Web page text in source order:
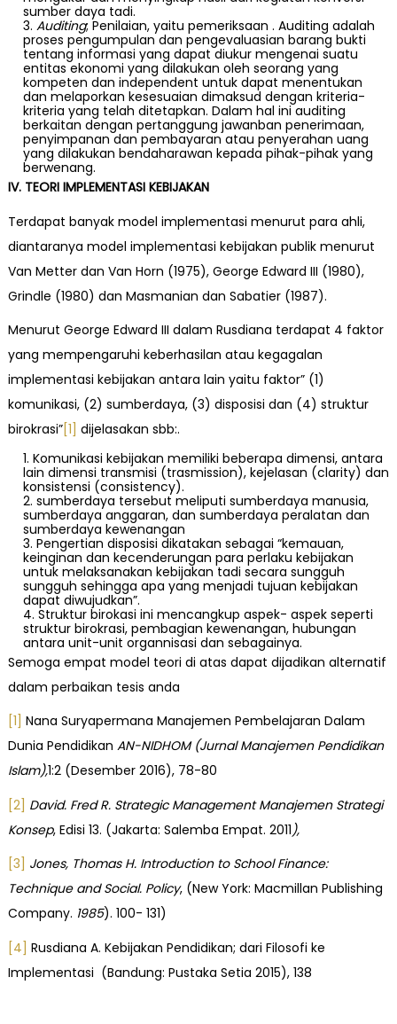
sumber daya tadi.
Auditing; Penilaian, yaitu pemeriksaan . Auditing adalah
proses pengumpulan dan pengevaluasian barang bukti
tentang informasi yang dapat diukur mengenai suatu
entitas ekonomi yang dilakukan oleh seorang yang
kompeten dan independent untuk dapat menentukan
dan melaporkan kesesuaian dimaksud dengan kriteria-
kriteria yang telah ditetapkan. Dalam hal ini auditing
berkaitan dengan pertanggung jawanban penerimaan,
penyimpanan dan pembayaran atau penyerahan uang
yang dilakukan bendaharawan kepada pihak-pihak yang
berwenang.
IV. TEORI IMPLEMENTASI KEBIJAKAN
Terdapat banyak model implementasi menurut para ahli,
diantaranya model implementasi kebijakan publik menurut
Van Metter dan Van Horn (1975), George Edward III (1980),
Grindle (1980) dan Masmanian dan Sabatier (1987).
Menurut George Edward III dalam Rusdiana terdapat 4 faktor
yang mempengaruhi keberhasilan atau kegagalan
implementasi kebijakan antara lain yaitu faktor” (1)
komunikasi, (2) sumberdaya, (3) disposisi dan (4) struktur
birokrasi”[1] dijelasakan sbb:.
Komunikasi kebijakan memiliki beberapa dimensi, antara
lain dimensi transmisi (trasmission), kejelasan (clarity) dan
konsistensi (consistency).
sumberdaya tersebut meliputi sumberdaya manusia,
sumberdaya anggaran, dan sumberdaya peralatan dan
sumberdaya kewenangan
Pengertian disposisi dikatakan sebagai “kemauan,
keinginan dan kecenderungan para perlaku kebijakan
untuk melaksanakan kebijakan tadi secara sungguh
sungguh sehingga apa yang menjadi tujuan kebijakan
dapat diwujudkan”.
Struktur birokasi ini mencangkup aspek- aspek seperti
struktur birokrasi, pembagian kewenangan, hubungan
antara unit-unit organnisasi dan sebagainya.
Semoga empat model teori di atas dapat dijadikan alternatif
dalam perbaikan tesis anda
[1] Nana Suryapermana Manajemen Pembelajaran Dalam
Dunia Pendidikan AN-NIDHOM (Jurnal Manajemen Pendidikan
Islam),1:2 (Desember 2016), 78-80
[2] David. Fred R. Strategic Management Manajemen Strategi
Konsep, Edisi 13. (Jakarta: Salemba Empat. 2011),
[3] Jones, Thomas H. Introduction to School Finance:
Technique and Social. Policy, (New York: Macmillan Publishing
Company. 1985). 100- 131)
[4] Rusdiana A. Kebijakan Pendidikan; dari Filosofi ke
Implementasi (Bandung: Pustaka Setia 2015), 138